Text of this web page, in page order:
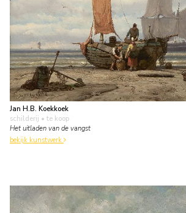
Jan H.B. Koekkoek
schilderij • te koop
Het uitladen van de vangst
bekijk kunstwerk